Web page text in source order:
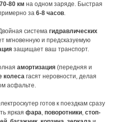
80 км на одном заряде. Быстрая
за 6-8 часов.
система гидравлических
мгновенную и предсказуемую
защищает ваш транспорт.
амортизация (передняя и
колеса гасят неровности, делая
асфальте.
готов к поездкам сразу
яркая фара, поворотники, стоп-